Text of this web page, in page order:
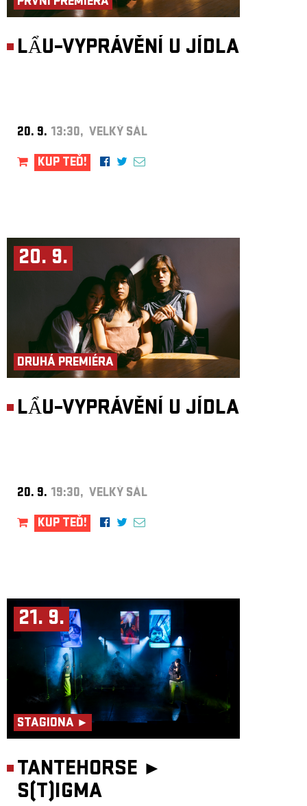
LẨU–VYPRÁVĚNÍ U JÍDLA
20. 9. 13:30, VELKÝ SÁL
KUP TEĎ!
20. 9.
DRUHÁ PREMIÉRA
LẨU–VYPRÁVĚNÍ U JÍDLA
20. 9. 19:30, VELKÝ SÁL
KUP TEĎ!
21. 9.
STAGIONA ►
TANTEHORSE ►
S(T)IGMA